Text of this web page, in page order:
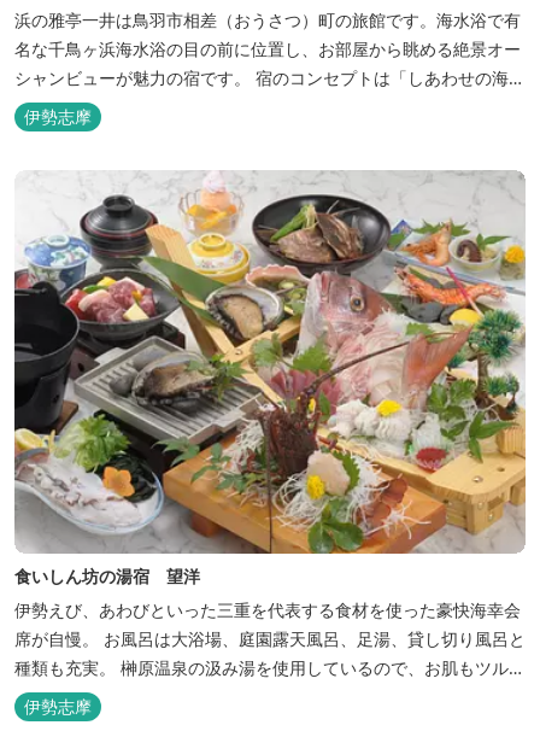
浜の雅亭一井は鳥羽市相差（おうさつ）町の旅館です。海水浴で有
名な千鳥ヶ浜海水浴の目の前に位置し、お部屋から眺める絶景オー
シャンビューが魅力の宿です。 宿のコンセプトは「しあわせの海
へ、ようきたなあ」。鳥羽市の南端「相差(おうさつ)」は太平洋に
面したみなと町。相差の海は、おいしい海産物、海女さん、美しい
千鳥ヶ浜、海に浮く富士山、水平線に昇る朝陽といった自然に恵ま
れた「しあわせの海」です。...
伊勢志摩
食いしん坊の湯宿 望洋
伊勢えび、あわびといった三重を代表する食材を使った豪快海幸会
席が自慢。 お風呂は大浴場、庭園露天風呂、足湯、貸し切り風呂と
種類も充実。 榊原温泉の汲み湯を使用しているので、お肌もツルツ
ルに。
伊勢志摩